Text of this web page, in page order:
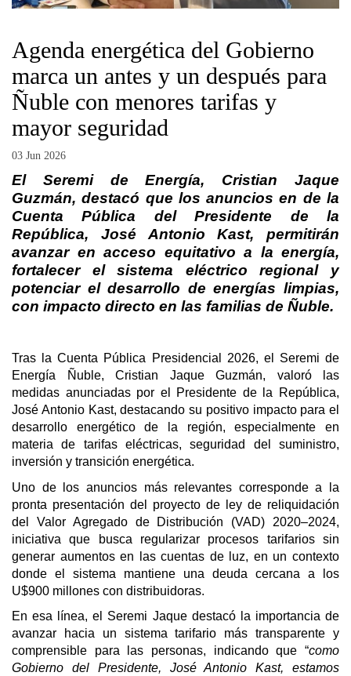
Agenda energética del Gobierno
marca un antes y un después para
Ñuble con menores tarifas y
mayor seguridad
03 Jun 2026
El Seremi de Energía, Cristian Jaque
Guzmán, destacó que los anuncios en de la
Cuenta Pública del Presidente de la
República, José Antonio Kast, permitirán
avanzar en acceso equitativo a la energía,
fortalecer el sistema eléctrico regional y
potenciar el desarrollo de energías limpias,
con impacto directo en las familias de Ñuble.
Tras la Cuenta Pública Presidencial 2026, el Seremi de
Energía Ñuble, Cristian Jaque Guzmán, valoró las
medidas anunciadas por el Presidente de la República,
José Antonio Kast, destacando su positivo impacto para el
desarrollo energético de la región, especialmente en
materia de tarifas eléctricas, seguridad del suministro,
inversión y transición energética.
Uno de los anuncios más relevantes corresponde a la
pronta presentación del proyecto de ley de reliquidación
del Valor Agregado de Distribución (VAD) 2020–2024,
iniciativa que busca regularizar procesos tarifarios sin
generar aumentos en las cuentas de luz, en un contexto
donde el sistema mantiene una deuda cercana a los
U$900 millones con distribuidoras.
En esa línea, el Seremi Jaque destacó la importancia de
avanzar hacia un sistema tarifario más transparente y
comprensible para las personas, indicando que “como
Gobierno del Presidente, José Antonio Kast, estamos